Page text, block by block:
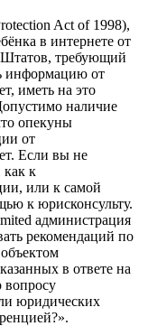
Act of 1998),
в интернете от
требующий
информацию от
иметь на это
наличие
опекуны
от
Если вы не
к
или к самой
к юрисконсульту.
администрация
рекомендаций по
в ответе на
вопросу
юридических